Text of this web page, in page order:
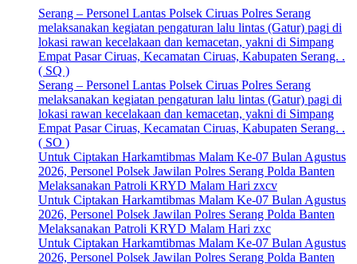
Serang – Personel Lantas Polsek Ciruas Polres Serang
melaksanakan kegiatan pengaturan lalu lintas (Gatur) pagi di
lokasi rawan kecelakaan dan kemacetan, yakni di Simpang
Empat Pasar Ciruas, Kecamatan Ciruas, Kabupaten Serang. .
( SQ )
Serang – Personel Lantas Polsek Ciruas Polres Serang
melaksanakan kegiatan pengaturan lalu lintas (Gatur) pagi di
lokasi rawan kecelakaan dan kemacetan, yakni di Simpang
Empat Pasar Ciruas, Kecamatan Ciruas, Kabupaten Serang. .
( SO )
Untuk Ciptakan Harkamtibmas Malam Ke-07 Bulan Agustus
2026, Personel Polsek Jawilan Polres Serang Polda Banten
Melaksanakan Patroli KRYD Malam Hari zxcv
Untuk Ciptakan Harkamtibmas Malam Ke-07 Bulan Agustus
2026, Personel Polsek Jawilan Polres Serang Polda Banten
Melaksanakan Patroli KRYD Malam Hari zxc
Untuk Ciptakan Harkamtibmas Malam Ke-07 Bulan Agustus
2026, Personel Polsek Jawilan Polres Serang Polda Banten